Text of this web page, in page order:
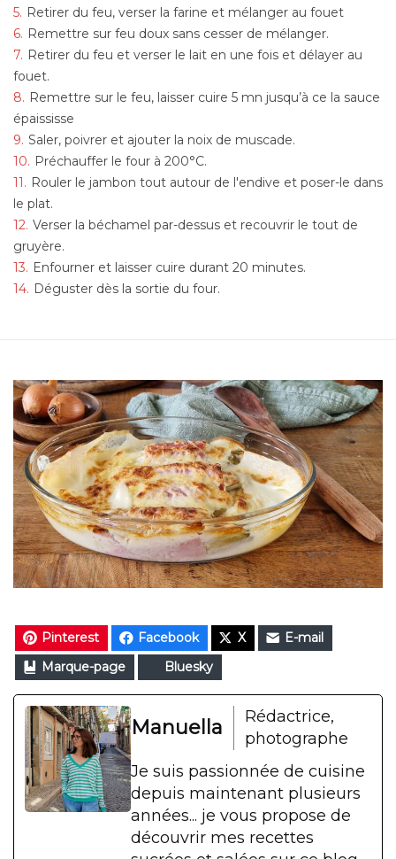
Retirer du feu, verser la farine et mélanger au fouet
Remettre sur feu doux sans cesser de mélanger.
Retirer du feu et verser le lait en une fois et délayer au
fouet.
Remettre sur le feu, laisser cuire 5 mn jusqu’à ce la sauce
épaississe
Saler, poivrer et ajouter la noix de muscade.
Préchauffer le four à 200°C.
Rouler le jambon tout autour de l'endive et poser-le dans
le plat.
Verser la béchamel par-dessus et recouvrir le tout de
gruyère.
Enfourner et laisser cuire durant 20 minutes.
Déguster dès la sortie du four.
Pinterest Facebook X
E-mail
Marque-page
Bluesky
Manuella
Rédactrice,
photographe
Je suis passionnée de cuisine
depuis maintenant plusieurs
années... je vous propose de
découvrir mes recettes